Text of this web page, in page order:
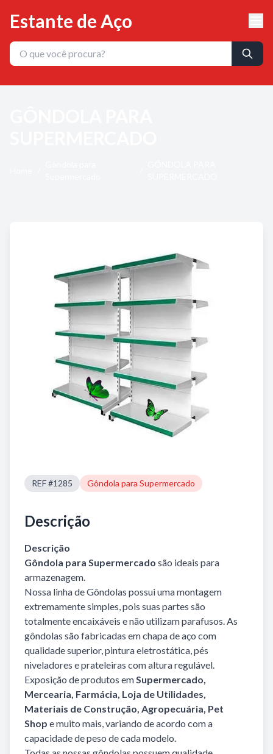
Estante de Aço
REF #1285 Gôndola para Supermercado
Descrição
Descrição
Gôndola para Supermercado são ideais para
armazenagem.
Nossa linha de Gôndolas possui uma montagem
extremamente simples, pois suas partes são
totalmente encaixáveis e não utilizam parafusos. As
gôndolas são fabricadas em chapa de aço com
qualidade superior, pintura eletrostática, pés
niveladores e prateleiras com altura regulável.
Exposição de produtos em Supermercado,
Mercearia, Farmácia, Loja de Utilidades,
Materiais de Construção, Agropecuária, Pet
Shop e muito mais, variando de acordo com a
capacidade de peso de cada modelo.